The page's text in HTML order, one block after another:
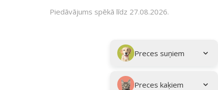
Piedāvājums spēkā līdz 27.08.2026.
Apakškategorija
Preces suņiem
Preces kaķiem